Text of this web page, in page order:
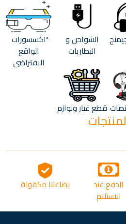
الشواحن و
البطاريات
ْاكسسورات
الواقع
الافتراضي
قطع غيار ولوازم
الدفع عند
الاستلام
بضاعتنا مكفولة